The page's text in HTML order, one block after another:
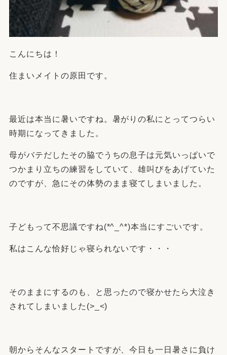
こんにちは！
住まいメイトの原田です。
最近は本当に暑いですね。暑がりの私にとってつらい
時期になってきました。
母がバテだしたその脇でうちの息子は元気いっぱいで
つかまり立ちの練習をしていて、雄叫びをあげていた
のですが、急にその体勢のまま寝てしまいました。
子どもって不思議ですね(*^_^*)本当にすごいです。
私はこんな恰好じゃ寝られないです・・・
そのままにするのも、と思ったので寝かせたら大泣き
されてしまいました(>_<)
朝からそんなスタートですが、今日も一日暑さに負け